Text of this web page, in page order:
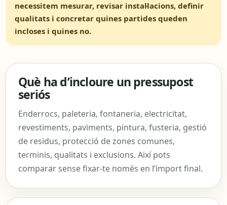
necessitem mesurar, revisar instal·lacions, definir
qualitats i concretar quines partides queden
incloses i quines no.
Què ha d’incloure un pressupost
seriós
Enderrocs, paleteria, fontaneria, electricitat,
revestiments, paviments, pintura, fusteria, gestió
de residus, protecció de zones comunes,
terminis, qualitats i exclusions. Així pots
comparar sense fixar-te només en l’import final.